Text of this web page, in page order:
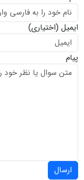
ایمیل (اختیاری)
پیام
ارسال